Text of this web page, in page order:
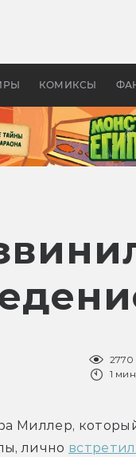
КОМИКСЫ
колец»
2770
1
Миллер,
лично